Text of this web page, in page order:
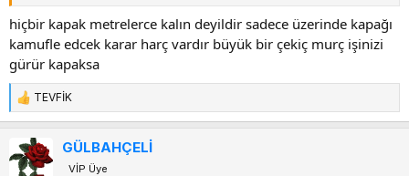
hiçbir kapak metrelerce kalın deyildir sadece üzerinde kapağı
kamufle edcek karar harç vardır büyük bir çekiç murç işinizi
gürür kapaksa
T
e
k
TEVFİK
GÜLBAHÇELİ
VİP Üye